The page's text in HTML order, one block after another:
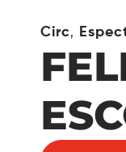
Circ,